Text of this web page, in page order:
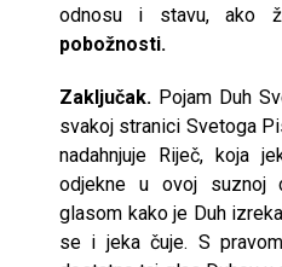
odnosu i stavu, ako
pobožnosti.
Zaključak. Pojam Duh
svakoj stranici Svetoga
nadahnjuje Riječ, koja
odjekne u ovoj suznoj
glasom kako je Duh
se i jeka čuje. S